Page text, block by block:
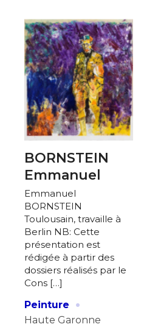
BORNSTEIN
Emmanuel
Emmanuel
BORNSTEIN
Toulousain, travaille à
Berlin NB: Cette
présentation est
rédigée à partir des
dossiers réalisés par le
Cons […]
Peinture
·
Haute Garonne